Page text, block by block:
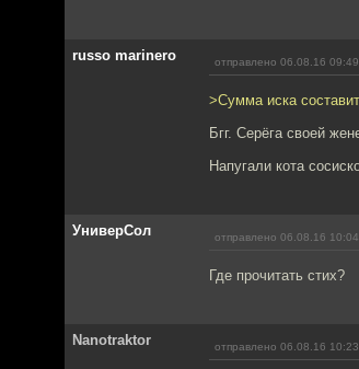
russo marinero отправлено 06.08.16 09:49
>Сумма иска
Бгг. Серёга своей
Напугали кота
УниверСол отправлено 06.08.16 10:04
Где прочитать стих?
Nanotraktor отправлено 06.08.16 10:23